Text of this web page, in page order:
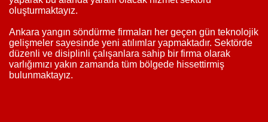
oluşturmaktayız.
Ankara yangın söndürme firmaları her geçen gün teknolojik
gelişmeler sayesinde yeni atılımlar yapmaktadır. Sektörde
düzenli ve disiplinli çalışanlara sahip bir firma olarak
varlığımızı yakın zamanda tüm bölgede hissettirmiş
bulunmaktayız.